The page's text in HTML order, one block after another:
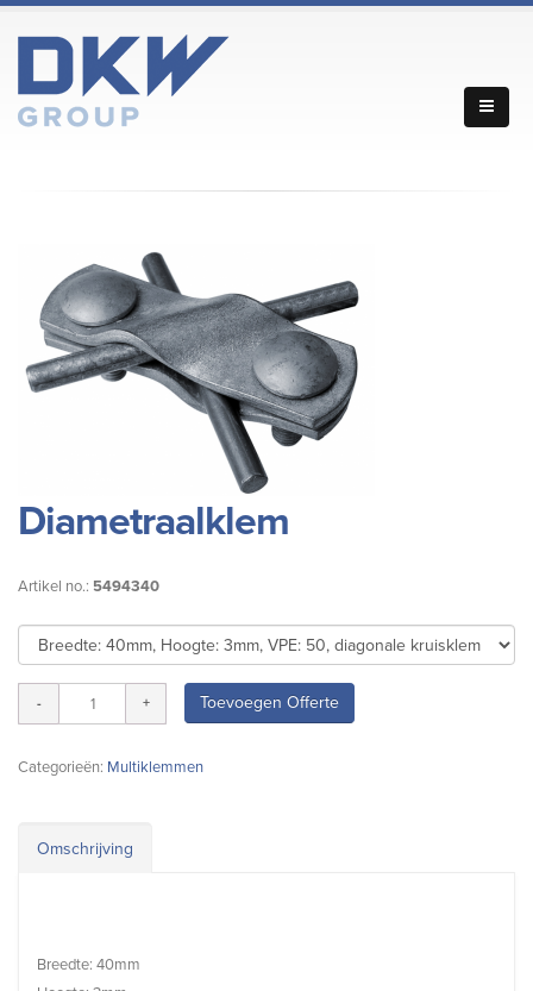
Diametraalklem
Artikel no.: 5494340
Toevoegen Offerte
Categorieën: Multiklemmen
Omschrijving
Breedte: 40mm